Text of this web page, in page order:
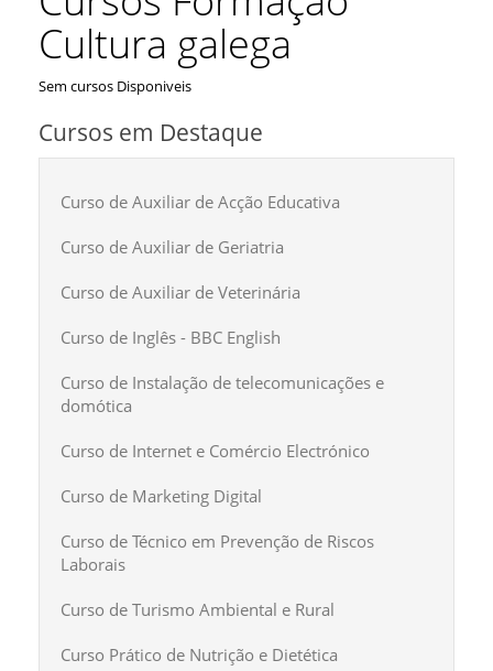
Cultura galega
Sem cursos Disponiveis
Cursos em Destaque
Curso de Auxiliar de Acção Educativa
Curso de Auxiliar de Geriatria
Curso de Auxiliar de Veterinária
Curso de Inglês - BBC English
Curso de Instalação de telecomunicações e
domótica
Curso de Internet e Comércio Electrónico
Curso de Marketing Digital
Curso de Técnico em Prevenção de Riscos
Laborais
Curso de Turismo Ambiental e Rural
Curso Prático de Nutrição e Dietética